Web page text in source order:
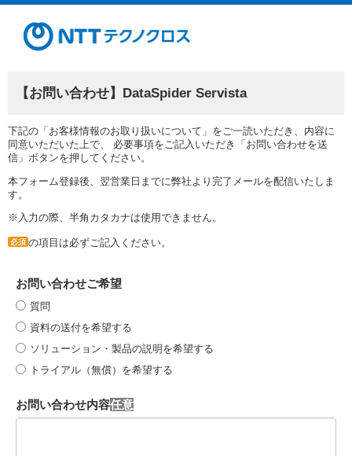
【お問い合わせ】DataSpider Servista
下記の「お客様情報のお取り扱いについて」をご一読いただき、内容に
同意いただいた上で、 必要事項をご記入いただき「お問い合わせを送
信」ボタンを押してください。
本フォーム登録後、翌営業日までに弊社より完了メールを配信いたしま
す。
※入力の際、半角カタカナは使用できません。
必須 の項目は必ずご記入ください。
お問い合わせご希望
質問
資料の送付を希望する
ソリューション・製品の説明を希望する
トライアル（無償）を希望する
お問い合わせ内容